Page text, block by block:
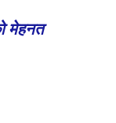
मेहनत